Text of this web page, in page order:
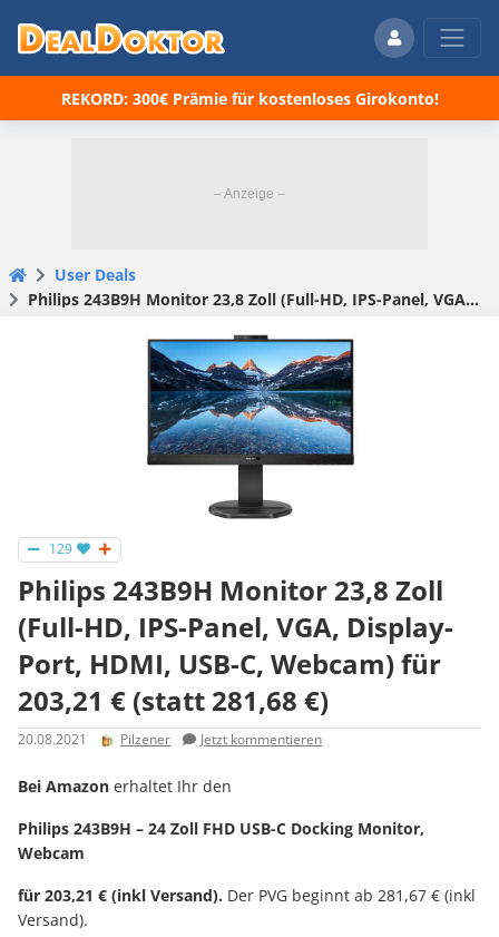
REKORD: 300€ Prämie für kostenloses Girokonto!
User Deals
Philips 243B9H Monitor 23,8 Zoll (Full-HD, IPS-Panel, VGA, Dis­play­Port, HDMI, USB-C, Webcam) für 203,21 € (statt 281,68 €)
129
Philips 243B9H Monitor 23,8 Zoll
(Full-HD, IPS-Panel, VGA, Dis­play­
Port, HDMI, USB-C, Webcam) für
203,21 € (statt 281,68 €)
20.08.2021 Pilzener Jetzt kommentieren
Bei Amazon erhaltet Ihr den
Philips 243B9H – 24 Zoll FHD USB-C Docking Monitor,
Webcam
für 203,21 € (inkl Versand). Der PVG beginnt ab 281,67 € (inkl
Versand).